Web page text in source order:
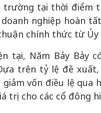
tại thời điểm
nghiệp hoàn
chính thức từ Ủy
tại, Năm Bảy Bảy
trên tỷ lệ đề
giảm vốn điều lệ
trị cho các cổ đông